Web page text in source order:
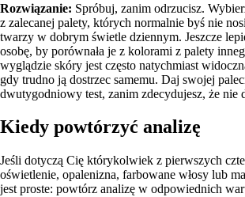
Rozwiązanie: Spróbuj, zanim odrzucisz.
z zalecanej palety, których normalnie byś nie
twarzy w dobrym świetle dziennym. Jeszcze
osobę, by porównała je z kolorami z palety
wyglądzie skóry jest często natychmiast
gdy trudno ją dostrzec samemu. Daj swojej
dwutygodniowy test, zanim zdecydujesz, że nie
Kiedy powtórzyć analizę
Jeśli dotyczą Cię którykolwiek z pierwszych
oświetlenie, opalenizna, farbowane włosy lub
jest proste: powtórz analizę w odpowiednich